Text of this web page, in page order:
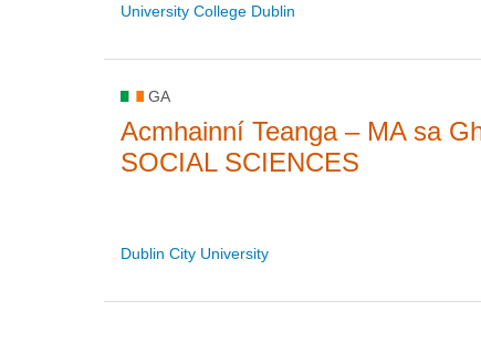
University College Dublin
GA
Acmhainní Teanga – MA sa
SOCIAL SCIENCES
Dublin City University